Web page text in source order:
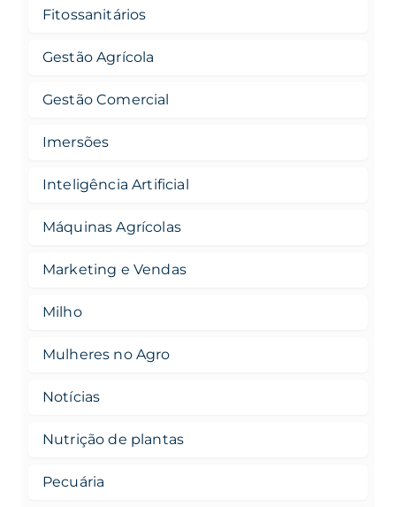
Fitossanitários
Gestão Agrícola
Gestão Comercial
Imersões
Inteligência Artificial
Máquinas Agrícolas
Marketing e Vendas
Milho
Mulheres no Agro
Notícias
Nutrição de plantas
Pecuária